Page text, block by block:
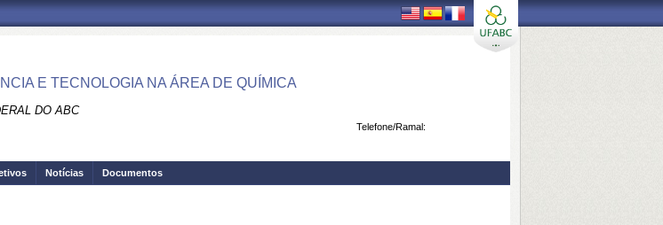
E TECNOLOGIA NA ÁREA DE QUÍMICA
DO ABC
Telefone/Ramal:
Notícias Documentos